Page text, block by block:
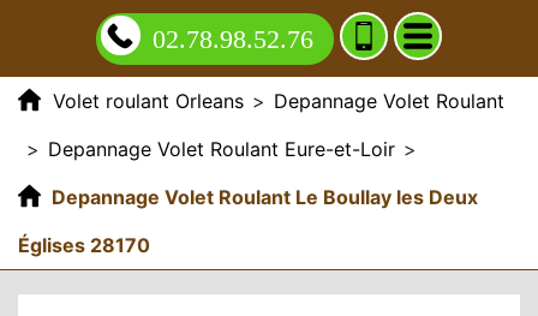
02.78.98.52.76
Volet roulant Orleans > Depannage Volet Roulant
> Depannage Volet Roulant Eure-et-Loir >
Depannage Volet Roulant Le Boullay les Deux
Églises 28170